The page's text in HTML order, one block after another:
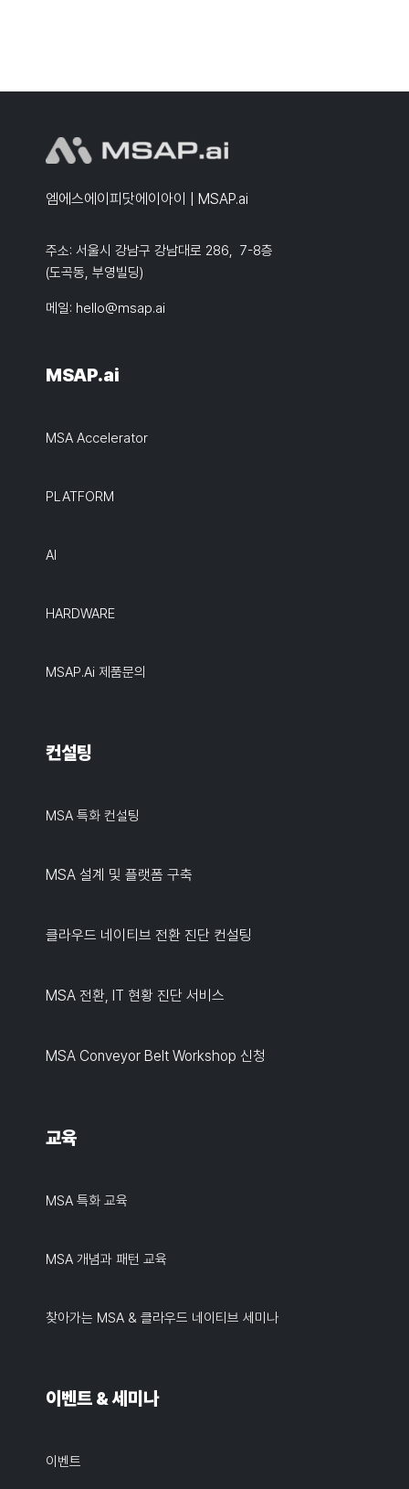
엠에스에이피닷에이아이 | MSAP.ai
주소: 서울시 강남구 강남대로 286, 7-8층
(도곡동, 부영빌딩)
메일: hello@msap.ai
MSAP.ai
MSA Accelerator
PLATFORM
AI
HARDWARE
MSAP.ai 제품문의
컨설팅
MSA 특화 컨설팅
MSA 설계 및 플랫폼 구축
클라우드 네이티브 전환 진단 컨설팅
MSA 전환, IT 현황 진단 서비스
MSA Conveyor Belt Workshop 신청
교육
MSA 특화 교육
MSA 개념과 패턴 교육
찾아가는 MSA & 클라우드 네이티브 세미나
이벤트 & 세미나
이벤트